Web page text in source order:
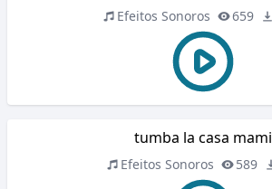
Efeitos Sonoros 659
tumba la casa mami
Efeitos Sonoros 589